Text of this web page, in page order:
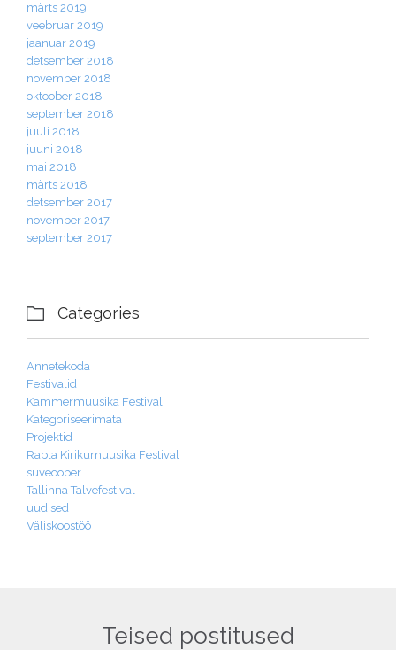
märts 2019
veebruar 2019
jaanuar 2019
detsember 2018
november 2018
oktoober 2018
september 2018
juuli 2018
juuni 2018
mai 2018
märts 2018
detsember 2017
november 2017
september 2017
 Categories
Annetekoda
Festivalid
Kammermuusika Festival
Kategoriseerimata
Projektid
Rapla Kirikumuusika Festival
suveooper
Tallinna Talvefestival
uudised
Väliskoostöö
Teised postitused